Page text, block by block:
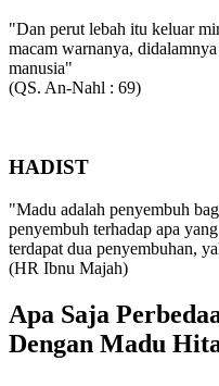
"Dan perut lebah itu keluar
macam warnanya,
manusia"
(QS. An-Nahl : 69)
HADIST
"Madu adalah penyembuh
penyembuh terhadap apa
terdapat dua penyembuhan,
(HR Ibnu Majah)
Apa Saja
Dengan Madu